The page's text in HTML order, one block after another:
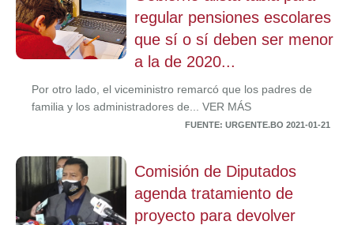
regular pensiones escolares
que sí o sí deben ser menor
a la de 2020...
Por otro lado, el viceministro remarcó que los padres de
familia y los administradores de... VER MÁS
FUENTE: URGENTE.BO 2021-01-21
Comisión de Diputados
agenda tratamiento de
proyecto para devolver